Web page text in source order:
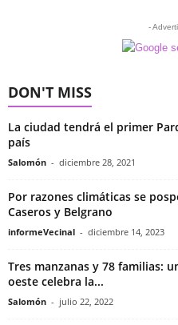
-
DON'T MISS
La ciudad tendrá el primer
país
Salomón - diciembre 28, 2021
Por razones climáticas se
Caseros y Belgrano
informeVecinal - diciembre 14, 2023
Tres manzanas y 78 familias:
oeste celebra la...
Salomón - julio 22, 2022